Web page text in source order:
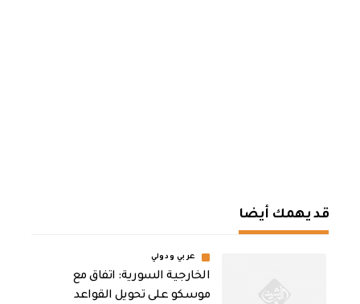
قد يهمك أيضا
عربي ودولي
الخارجية السورية: اتفاق مع
موسكو على تحويل القواعد